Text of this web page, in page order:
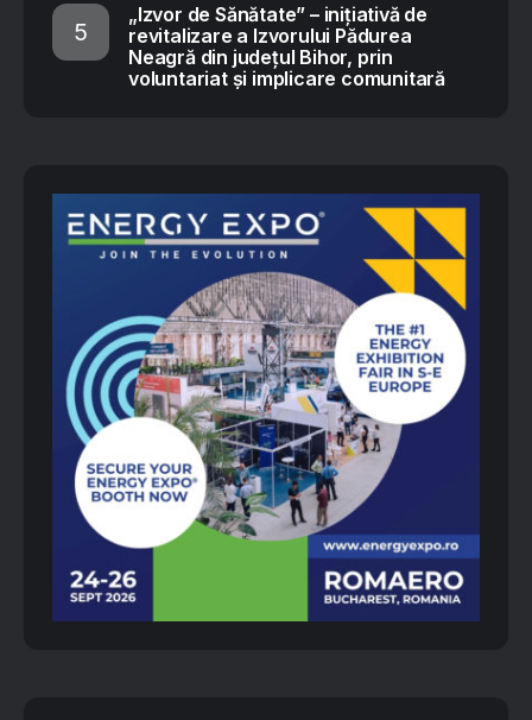
„Izvor de Sănătate” – inițiativă de
revitalizare a Izvorului Pădurea
Neagră din județul Bihor, prin
voluntariat și implicare comunitară